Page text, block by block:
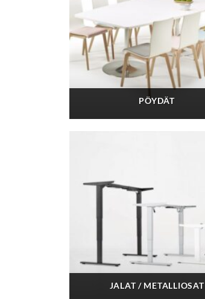
PÖYDÄT
JALAT / METALLIOSAT